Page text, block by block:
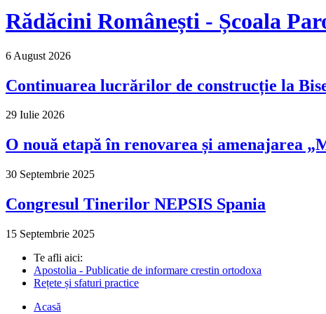
Rădăcini Românești - Școala
6 August 2026
Continuarea lucrărilor de construcție la
29 Iulie 2026
O nouă etapă în renovarea și amenajarea
30 Septembrie 2025
Congresul Tinerilor NEPSIS Spania
15 Septembrie 2025
Te afli aici:
Apostolia - Publicatie de informare crestin ortodoxa
Rețete și sfaturi practice
Acasă